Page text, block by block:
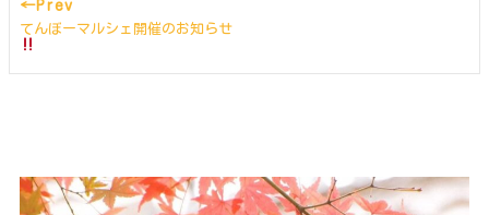
←Prev
てんぼーマルシェ開催のお知らせ